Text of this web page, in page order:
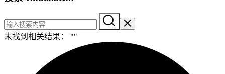
未找到相关结果： ""